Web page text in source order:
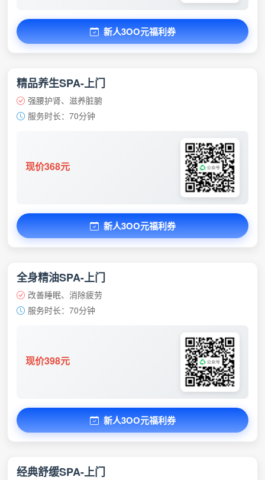
新人3OO元福利券
精品养生SPA-上门
强腰护肾、滋养脏腑
服务时长：70分钟
现价368元
新人3OO元福利券
全身精油SPA-上门
改善睡眠、消除疲劳
服务时长：70分钟
现价398元
新人3OO元福利券
经典舒缓SPA-上门